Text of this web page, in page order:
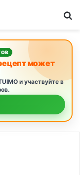
может
и участвуйте в